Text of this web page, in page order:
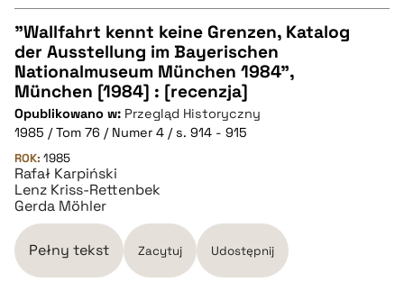
CZYSTY TEKST
pobierz cytat
BIBTEX
pobierz cytat
"Wallfahrt kennt keine Grenzen, Katalog
der Ausstellung im Bayerischen
Nationalmuseum München 1984",
München [1984] : [recenzja]
Opublikowano w: Przegląd Historyczny
1985 / Tom 76 / Numer 4 / s. 914 - 915
ROK: 1985
Rafał Karpiński
Lenz Kriss-Rettenbek
Gerda Möhler
Pełny tekst Zacytuj Udostępnij